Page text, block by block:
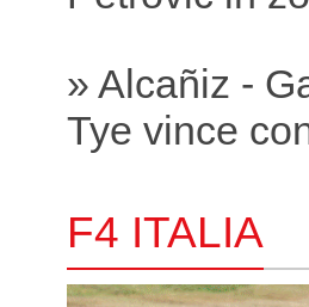
» Alcañiz -
Tye vince
F4 ITALIA